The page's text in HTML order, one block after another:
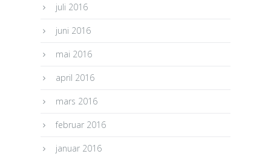
juli 2016
juni 2016
mai 2016
april 2016
mars 2016
februar 2016
januar 2016